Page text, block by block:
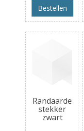
Bestellen
Randaarde
stekker
zwart